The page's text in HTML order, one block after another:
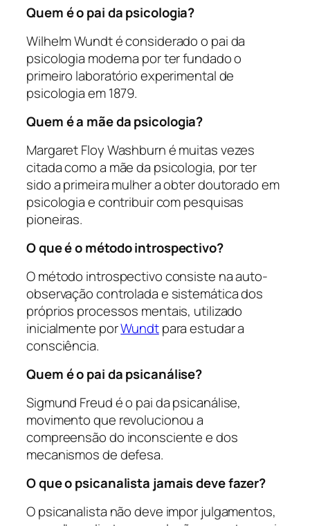
Quem é o pai da psicologia?
Wilhelm Wundt é considerado o pai da
psicologia moderna por ter fundado o
primeiro laboratório experimental de
psicologia em 1879.
Quem é a mãe da psicologia?
Margaret Floy Washburn é muitas vezes
citada como a mãe da psicologia, por ter
sido a primeira mulher a obter doutorado em
psicologia e contribuir com pesquisas
pioneiras.
O que é o método introspectivo?
O método introspectivo consiste na auto-
observação controlada e sistemática dos
próprios processos mentais, utilizado
inicialmente porWundtpara estudar a
consciência.
Quem é o pai da psicanálise?
Sigmund Freud é o pai da psicanálise,
movimento que revolucionou a
compreensão do inconsciente e dos
mecanismos de defesa.
O que o psicanalista jamais deve fazer?
O psicanalista não deve impor julgamentos,